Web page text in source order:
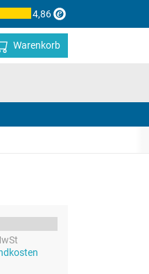
4,86
Warenkorb